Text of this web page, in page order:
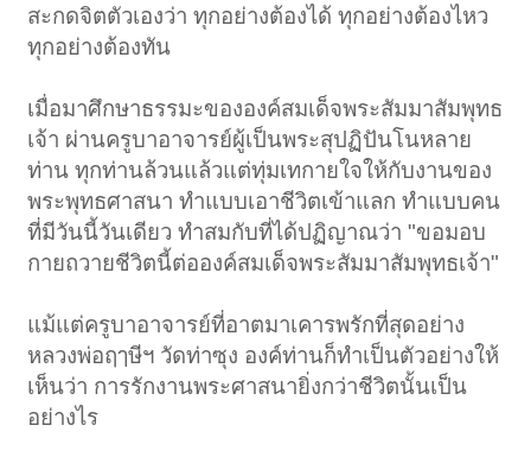
สะกดจิตตัวเองว่า ทุกอย่างต้องได้ ทุกอย่างต้องไหว
ทุกอย่างต้องทัน
เมื่อมาศึกษาธรรมะขององค์สมเด็จพระสัมมาสัมพุทธ
เจ้า ผ่านครูบาอาจารย์ผู้เป็นพระสุปฏิปันโนหลาย
ท่าน ทุกท่านล้วนแล้วแต่ทุ่มเทกายใจให้กับงานของ
พระพุทธศาสนา ทำแบบเอาชีวิตเข้าแลก ทำแบบคน
ที่มีวันนี้วันเดียว ทำสมกับที่ได้ปฏิญาณว่า "ขอมอบ
กายถวายชีวิตนี้ต่อองค์สมเด็จพระสัมมาสัมพุทธเจ้า"
แม้แต่ครูบาอาจารย์ที่อาตมาเคารพรักที่สุดอย่าง
หลวงพ่อฤๅษีฯ วัดท่าซุง องค์ท่านก็ทำเป็นตัวอย่างให้
เห็นว่า การรักงานพระศาสนายิ่งกว่าชีวิตนั้นเป็น
อย่างไร